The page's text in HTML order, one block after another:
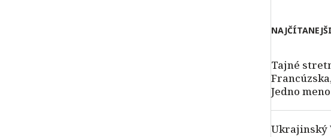
Tajné
Jedno
Ukrajinský